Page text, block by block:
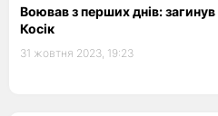
Воював з перших днів: загинув
Косік
31 жовтня 2023, 19:23